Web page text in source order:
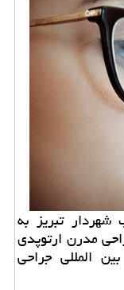
شهردار تبریز به
مدرن ارتوپدی
المللی جراحی